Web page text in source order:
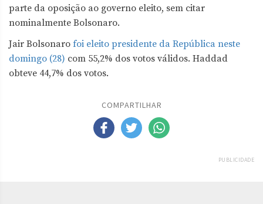
parte da oposição ao governo eleito, sem citar
nominalmente Bolsonaro.
Jair Bolsonaro foi eleito presidente da República neste
domingo (28) com 55,2% dos votos válidos. Haddad
obteve 44,7% dos votos.
COMPARTILHAR
PUBLICIDADE